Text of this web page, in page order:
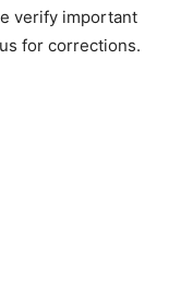
verify important
for corrections.